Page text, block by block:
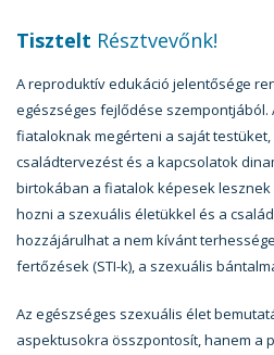
Tisztelt Résztvevőnk!
A reproduktív edukáció jelentősége
egészséges fejlődése szempontjából.
fiataloknak megérteni a saját
családtervezést és a kapcsolatok
birtokában a fiatalok képesek
hozni a szexuális életükkel és a
hozzájárulhat a nem kívánt
fertőzések (STI-k), a szexuális
Az egészséges szexuális élet
aspektusokra összpontosít, hanem a